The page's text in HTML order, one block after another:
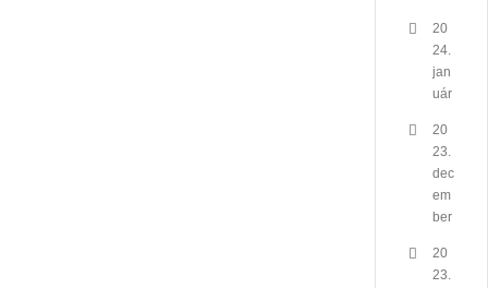
20
24.
jan
uár
20
23.
dec
em
ber
20
23.